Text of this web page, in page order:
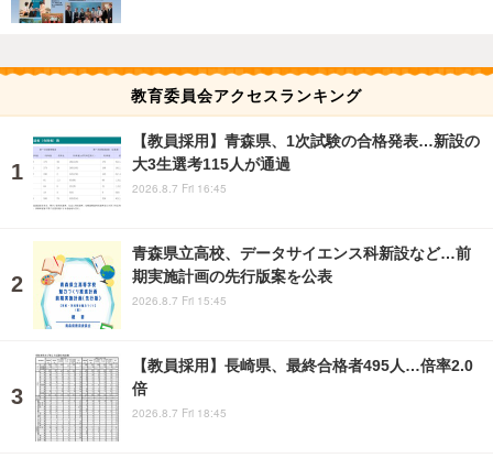
教育委員会アクセスランキング
【教員採用】青森県、1次試験の合格発表…新設の
大3生選考115人が通過
2026.8.7 Fri 16:45
青森県立高校、データサイエンス科新設など…前
期実施計画の先行版案を公表
2026.8.7 Fri 15:45
【教員採用】長崎県、最終合格者495人…倍率2.0
倍
2026.8.7 Fri 18:45